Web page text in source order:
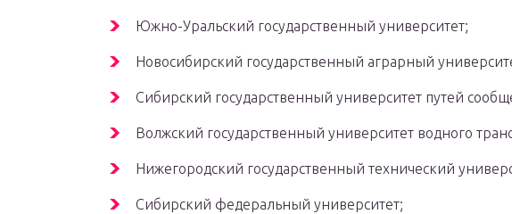
Южно-Уральский государственный университет;
Новосибирский государственный аграрный
Сибирский государственный университет путей
Волжский государственный университет водного
Нижегородский государственный технический
Сибирский федеральный университет;